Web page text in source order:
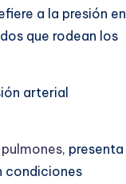
a la presión en
que rodean los
arterial
pulmones, presenta
condiciones